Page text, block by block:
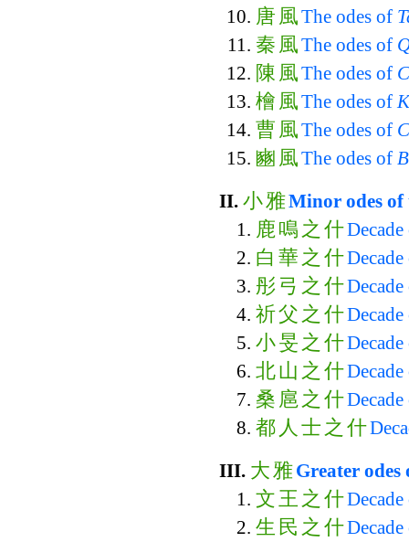
唐 風The odes of
秦 風The odes of
陳 風The odes of
檜 風The odes of
曹 風The odes of
豳 風The odes of
II. 小雅Minor odes
鹿鳴 之 什
白 華 之 什
彤 弓 之 什
祈父 之 什
小旻 之 什
北山 之 什
桑 扈 之 什
都 人 士 之 什
III. 大雅Greater
文王 之 什
生 民 之 什